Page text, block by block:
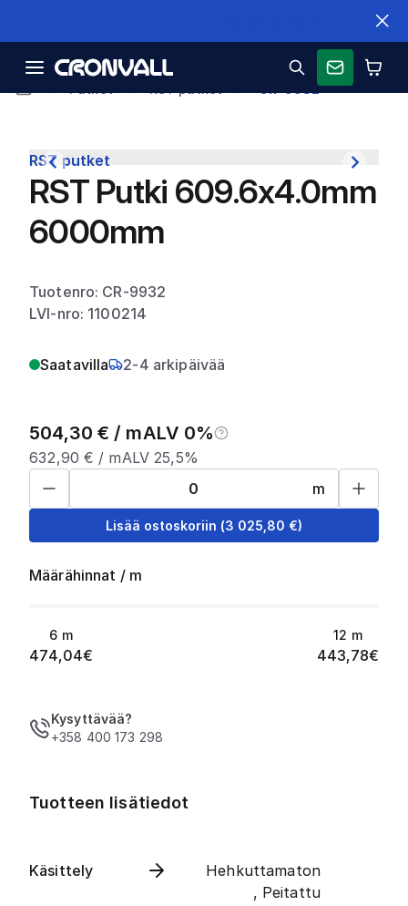
CR-9932
RST putket
RST Putki 609.6x4.0mm
6000mm
Tuotenro: CR-9932
LVI-nro: 1100214
Saatavilla 2-4 arkipäivää
504,30 € / mALV 0%
632,90 € / mALV 25,5%
m
Lisää ostoskoriin (3 025,80 €)
Määrähinnat / m
6 m
474,04€
12 m
443,78€
Kysyttävää?
+358 400 173 298
Tuotteen lisätiedot
Käsittely
Hehkuttamaton
, Peitattu